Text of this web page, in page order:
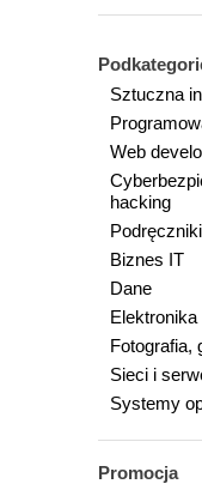
Sztuczna
Web
hacking
Biznes IT
Dane
Fotografia,
Sieci i
Systemy
Promocja